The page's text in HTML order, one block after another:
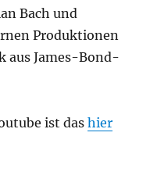
Bach und
Produktionen
aus James-Bond-
ist dashier